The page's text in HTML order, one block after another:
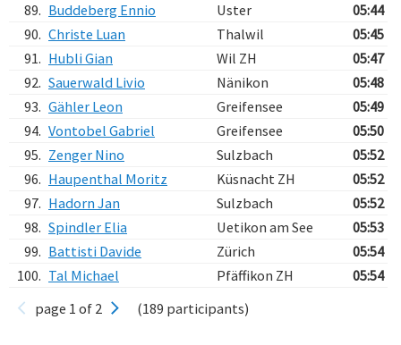
89. Buddeberg Ennio Uster
05:44
90. Christe Luan Thalwil
05:45
91. Hubli Gian Wil ZH
05:47
92. Sauerwald Livio Nänikon
05:48
93. Gähler Leon Greifensee
05:49
94. Vontobel Gabriel Greifensee
05:50
95. Zenger Nino Sulzbach
05:52
96. Haupenthal Moritz Küsnacht ZH
05:52
97. Hadorn Jan Sulzbach
05:52
98. Spindler Elia Uetikon am See
05:53
99. Battisti Davide Zürich
05:54
100. Tal Michael Pfäffikon ZH
05:54
page 1 of 2
(189 participants)